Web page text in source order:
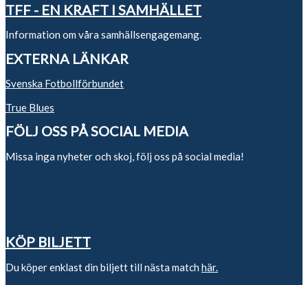
TFF - EN KRAFT I SAMHÄLLET
Information om våra samhällsengagemang.
EXTERNA LÄNKAR
Svenska Fotbollförbundet
True Blues
FÖLJ OSS PÅ SOCIAL MEDIA
Missa inga nyheter och skoj, följ oss på social media!
KÖP BILJETT
Du köper enklast din biljett till nästa match här.